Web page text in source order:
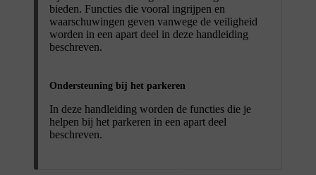
bieden. Functies die vooral ingrijpen en
waarschuwingen geven vanwege de veiligheid
worden in een apart deel in deze handleiding
beschreven.
Ondersteuning bij het parkeren
In deze handleiding worden de functies die je
helpen bij het parkeren in een apart deel
beschreven.